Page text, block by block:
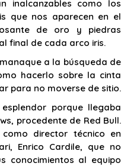
inalcanzables como los
que nos aparecen en el
de oro y piedras
final de cada arco iris.
a la búsqueda de
hacerlo sobre la cinta
para no moverse de sitio.
porque llegaba
procedente de Red Bull.
director técnico en
Enrico Cardile, que no
conocimientos al equipo